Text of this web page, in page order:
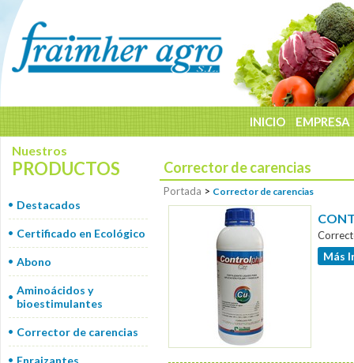
INICIO EMPRESA
Nuestros
PRODUCTOS
Destacados
Certificado en Ecológico
Abono
Aminoácidos y
bioestimulantes
Corrector de carencias
Enraizantes
Corrector de carencias
Portada > Corrector de carencias
Más